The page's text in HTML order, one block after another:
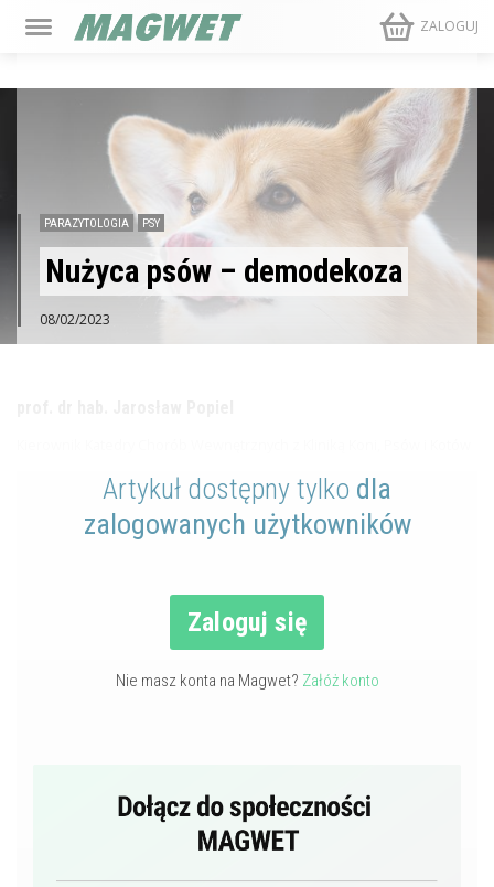
ZALOGUJ
PARAZYTOLOGIA PSY
Nużyca psów – demodekoza
08/02/2023
Artykuł dostępny tylko dla
zalogowanych użytkowników
Zaloguj się
Nie masz konta na Magwet? Załóż konto